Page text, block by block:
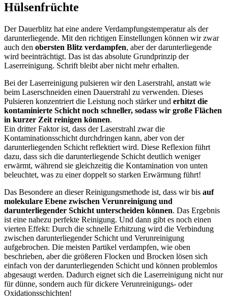
Hülsenfrüchte
Der Dauerblitz hat eine andere Verdampfungstemperatur als der
darunterliegende. Mit den richtigen Einstellungen können wir zwar
auch den obersten Blitz verdampfen, aber der darunterliegende
wird beeinträchtigt. Das ist das absolute Grundprinzip der
Laserreinigung. Schrift bleibt aber nicht mehr erhalten.
Bei der Laserreinigung pulsieren wir den Laserstrahl, anstatt wie
beim Laserschneiden einen Dauerstrahl zu verwenden. Dieses
Pulsieren konzentriert die Leistung noch stärker und erhitzt die
kontaminierte Schicht noch schneller, sodass wir große Flächen
in kurzer Zeit reinigen können.
Ein dritter Faktor ist, dass der Laserstrahl zwar die
Kontaminationsschicht durchdringen kann, aber von der
darunterliegenden Schicht reflektiert wird. Diese Reflexion führt
dazu, dass sich die darunterliegende Schicht deutlich weniger
erwärmt, während sie gleichzeitig die Kontamination von unten
beleuchtet, was zu einer doppelt so starken Erwärmung führt!
Das Besondere an dieser Reinigungsmethode ist, dass wir bis auf
molekulare Ebene zwischen Verunreinigung und
darunterliegender Schicht unterscheiden können. Das Ergebnis
ist eine nahezu perfekte Reinigung. Und dann gibt es noch einen
vierten Effekt: Durch die schnelle Erhitzung wird die Verbindung
zwischen darunterliegender Schicht und Verunreinigung
aufgebrochen. Die meisten Partikel verdampfen, wie oben
beschrieben, aber die größeren Flocken und Brocken lösen sich
einfach von der darunterliegenden Schicht und können problemlos
abgesaugt werden. Dadurch eignet sich die Laserreinigung nicht nur
für dünne, sondern auch für dickere Verunreinigungs- oder
Oxidationsschichten!